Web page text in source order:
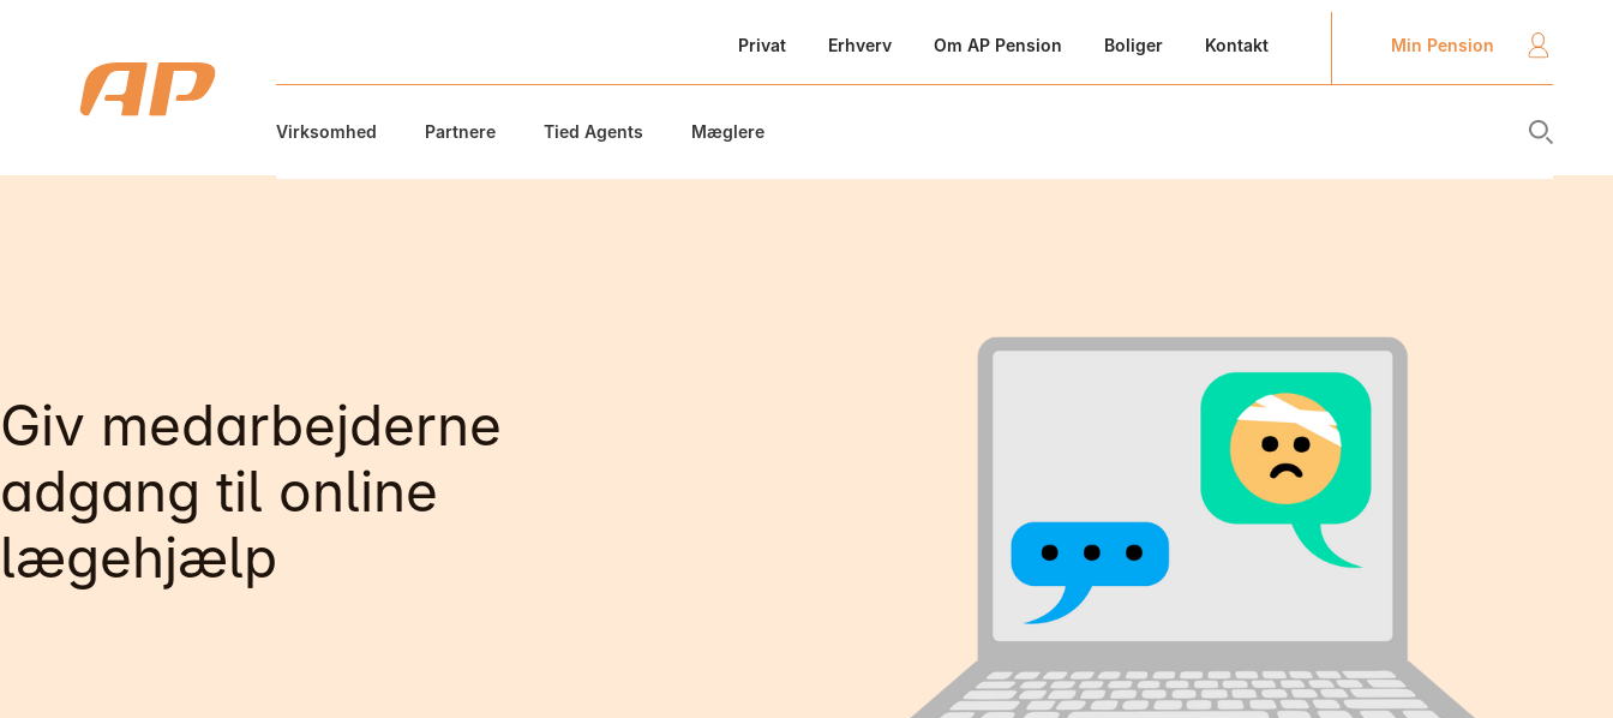
Min Pension
Privat Erhverv Om AP Pension Boliger Kontakt
Virksomhed Partnere Tied Agents Mæglere
Giv medarbejderne
adgang til online
lægehjælp